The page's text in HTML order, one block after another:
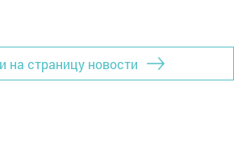
на страницу новости